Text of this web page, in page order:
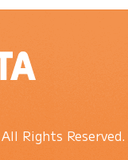
Rights Reserved.